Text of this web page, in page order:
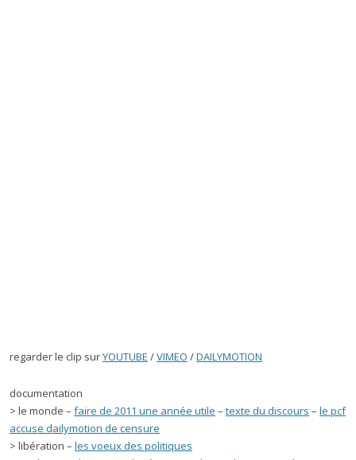
regarder le clip surYOUTUBE /VIMEO /DAILYMOTION
documentation
> le monde – faire de 2011 une année utile – texte du discours – le pcf
accuse dailymotion de censure
> libération – les voeux des politiques